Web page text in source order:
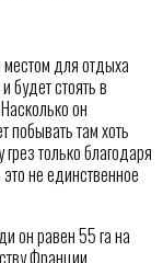
для отдыха
будет стоять в
он
побывать там хоть
только благодаря
не единственное
он равен 55 га на
Франции,